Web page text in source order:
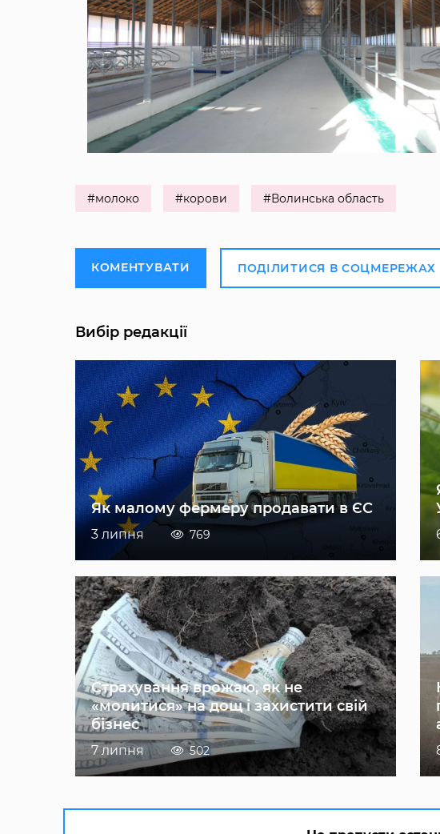
#молоко #корови #Волинська область
КОМЕНТУВАТИ ПОДІЛИТИСЯ В СОЦМЕРЕЖАХ
Вибір редакції
Як малому фермеру продавати в ЄС
3 липня 769
Страхування врожаю, як не
«молитися» на дощ і захистити свій
бізнес
7 липня 502